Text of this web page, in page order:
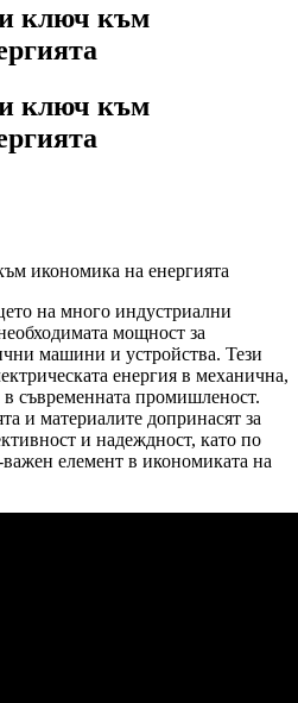
ключ към
ключ към
на много индустриални
мощност за
машини и устройства. Тези
енергия в механична,
съвременната промишленост.
и материалите допринасят за
и надеждност, като по
важен елемент в икономиката на